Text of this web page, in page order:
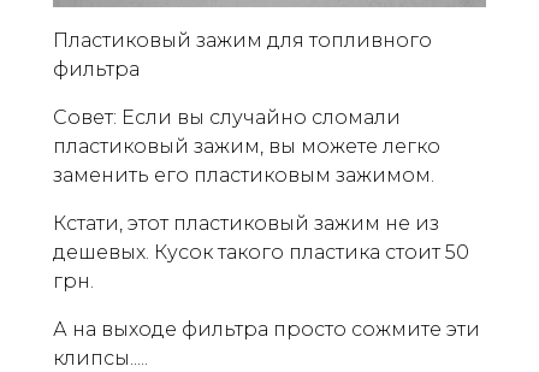
Пластиковый зажим для топливного
фильтра
Совет: Если вы случайно сломали
пластиковый зажим, вы можете легко
заменить его пластиковым зажимом.
Кстати, этот пластиковый зажим не из
дешевых. Кусок такого пластика стоит 50
грн.
А на выходе фильтра просто сожмите эти
клипсы.....